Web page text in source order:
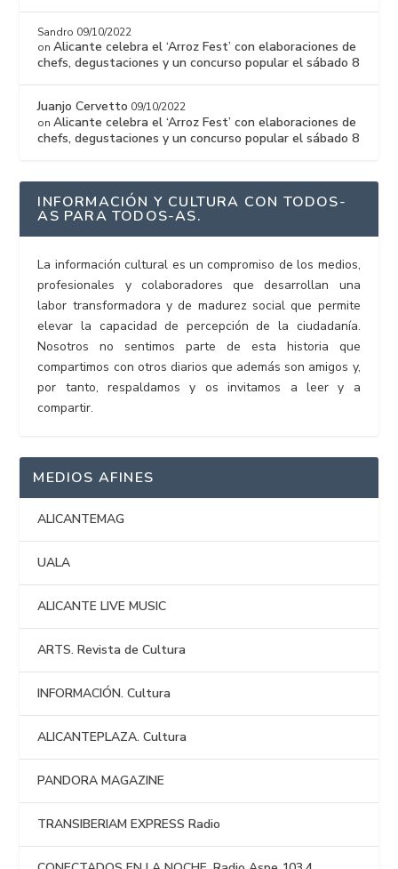
Sandro 09/10/2022
onAlicante celebra el ‘Arroz Fest’ con elaboraciones de
chefs, degustaciones y un concurso popular el sábado 8
Juanjo Cervetto 09/10/2022
onAlicante celebra el ‘Arroz Fest’ con elaboraciones de
chefs, degustaciones y un concurso popular el sábado 8
INFORMACIÓN Y CULTURA CON TODOS-
AS PARA TODOS-AS.
La información cultural es un compromiso de los medios,
profesionales y colaboradores que desarrollan una
labor transformadora y de madurez social que permite
elevar la capacidad de percepción de la ciudadanía.
Nosotros no sentimos parte de esta historia que
compartimos con otros diarios que además son amigos y,
por tanto, respaldamos y os invitamos a leer y a
compartir.
MEDIOS AFINES
ALICANTEMAG
UALA
ALICANTE LIVE MUSIC
ARTS. Revista de Cultura
INFORMACIÓN. Cultura
ALICANTEPLAZA. Cultura
PANDORA MAGAZINE
TRANSIBERIAM EXPRESS Radio